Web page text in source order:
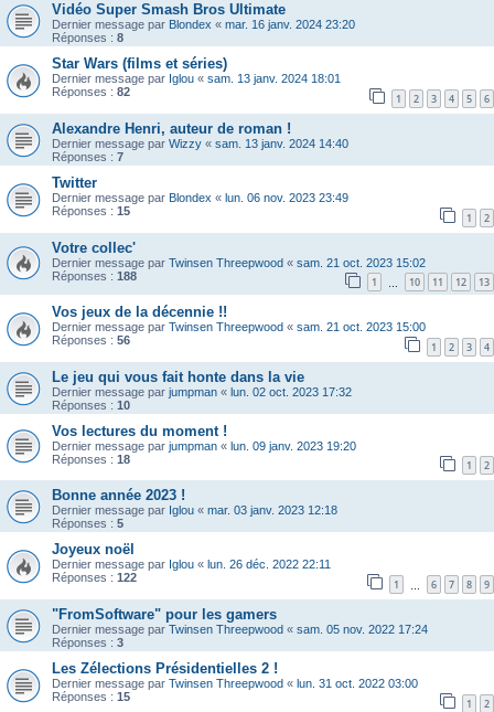
Vidéo Super Smash Bros Ultimate
Dernier message par Blondex « mar. 16 janv. 2024 23:20
Réponses : 8
Star Wars (films et séries)
Dernier message par Iglou « sam. 13 janv. 2024 18:01
Réponses : 82 1 2 3 4 5 6
Alexandre Henri, auteur de roman !
Dernier message par Wizzy « sam. 13 janv. 2024 14:40
Réponses : 7
Twitter
Dernier message par Blondex « lun. 06 nov. 2023 23:49
Réponses : 15 1 2
Votre collec'
Dernier message par Twinsen Threepwood « sam. 21 oct. 2023 15:02
Réponses : 188 1 10 11 12 13
Vos jeux de la décennie !!
Dernier message par Twinsen Threepwood « sam. 21 oct. 2023 15:00
Réponses : 56 1 2 3 4
Le jeu qui vous fait honte dans la vie
Dernier message par jumpman « lun. 02 oct. 2023 17:32
Réponses : 10
Vos lectures du moment !
Dernier message par jumpman « lun. 09 janv. 2023 19:20
Réponses : 18 1 2
Bonne année 2023 !
Dernier message par Iglou « mar. 03 janv. 2023 12:18
Réponses : 5
Joyeux noël
Dernier message par Iglou « lun. 26 déc. 2022 22:11
Réponses : 122 1 6 7 8 9
"FromSoftware" pour les gamers
Dernier message par Twinsen Threepwood « sam. 05 nov. 2022 17:24
Réponses : 3
Les Zélections Présidentielles 2 !
Dernier message par Twinsen Threepwood « lun. 31 oct. 2022 03:00
Réponses : 15 1 2